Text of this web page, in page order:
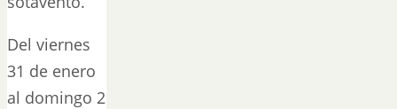
Del viernes
31 de enero
al domingo 2